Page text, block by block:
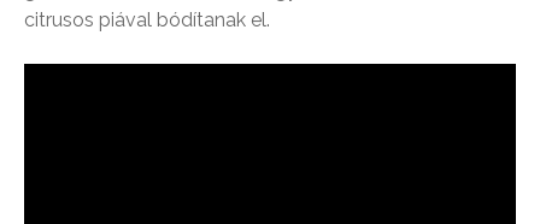
citrusos piával bódítanak el.